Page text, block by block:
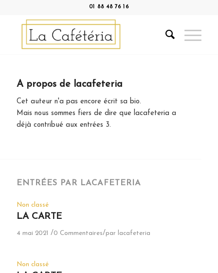
01 88 48 76 16
A propos de lacafeteria
Cet auteur n'a pas encore écrit sa bio.
Mais nous sommes fiers de dire que lacafeteria a
déjà contribué aux entrées 3.
ENTRÉES PAR LACAFETERIA
Non classé
LA CARTE
4 mai 2021 /0 Commentaires/par lacafeteria
Non classé